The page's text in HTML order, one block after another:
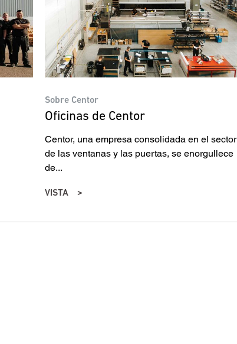
Sobre Centor
Oficinas de Centor
Centor, una empresa consolidada en el sector
de las ventanas y las puertas, se enorgullece
de...
VISTA